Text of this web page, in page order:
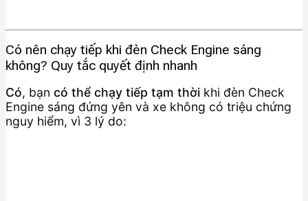
Có nên chạy tiếp khi đèn Check Engine sáng
không? Quy tắc quyết định nhanh
Có, bạn có thể chạy tiếp tạm thời khi đèn Check
Engine sáng đứng yên và xe không có triệu chứng
nguy hiểm, vì 3 lý do: